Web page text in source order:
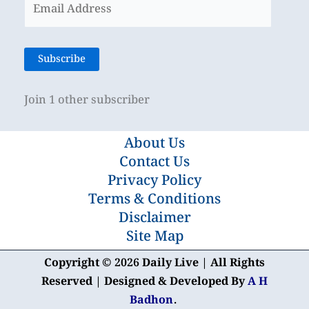
Address
Subscribe
Join 1 other subscriber
About Us
Contact Us
Privacy Policy
Terms & Conditions
Disclaimer
Site Map
Copyright © 2026 Daily Live | All Rights
Reserved | Designed & Developed ByA H
Badhon.